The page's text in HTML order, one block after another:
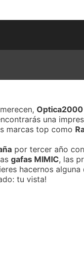
Optica2000
una
marcas top como
por tercer año
gafas MIMIC, las
hacernos
tu vista!